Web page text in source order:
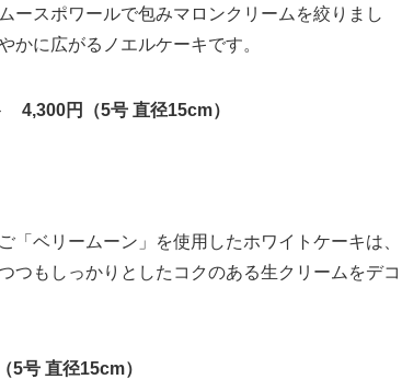
ースポワールで包みマロンクリームを絞りまし
かに広がるノエルケーキです。
4,300円（5号 直径15cm）
ベリームーン」を使用したホワイトケーキは、
つもしっかりとしたコクのある生クリームをデコ
5号 直径15cm）